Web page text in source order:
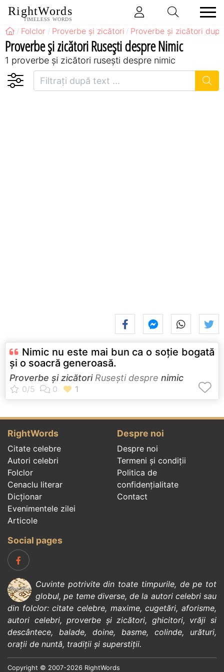
RightWords
TIMELESS WORDS
Folclor Proverbe și zicători Proverbe și zicători
Proverbe și zicători Ruseşti despre Nimic
1 proverbe și zicători ruseşti despre nimic
Nimic nu este mai bun ca o soţie bogată
şi o soacră generoasă.
Proverbe și zicătoriRuseşti despre nimic
RightWords
Citate celebre
Autori celebri
Folclor
Cenaclu literar
Dicționar
Evenimentele zilei
Articole
Despre noi
Despre noi
Termeni și condiții
Politica de
confidenţialitate
Contact
Social pages
Cuvinte potrivite din toate timpurile, de pe tot
globul, pe teme diverse, de la autori celebrisau
din folclor:citate celebre, maxime,cugetări,aforisme,
autori celebri,proverbe și zicători, ghicitori, vrăji si
descântece, balade, doine, basme, colinde, urături,
orații de nuntă, tradiții și superstiții.
Copyright © 2007-2026 RightWords